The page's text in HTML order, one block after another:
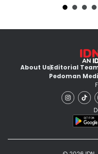
About UsEditorial
Pedoman